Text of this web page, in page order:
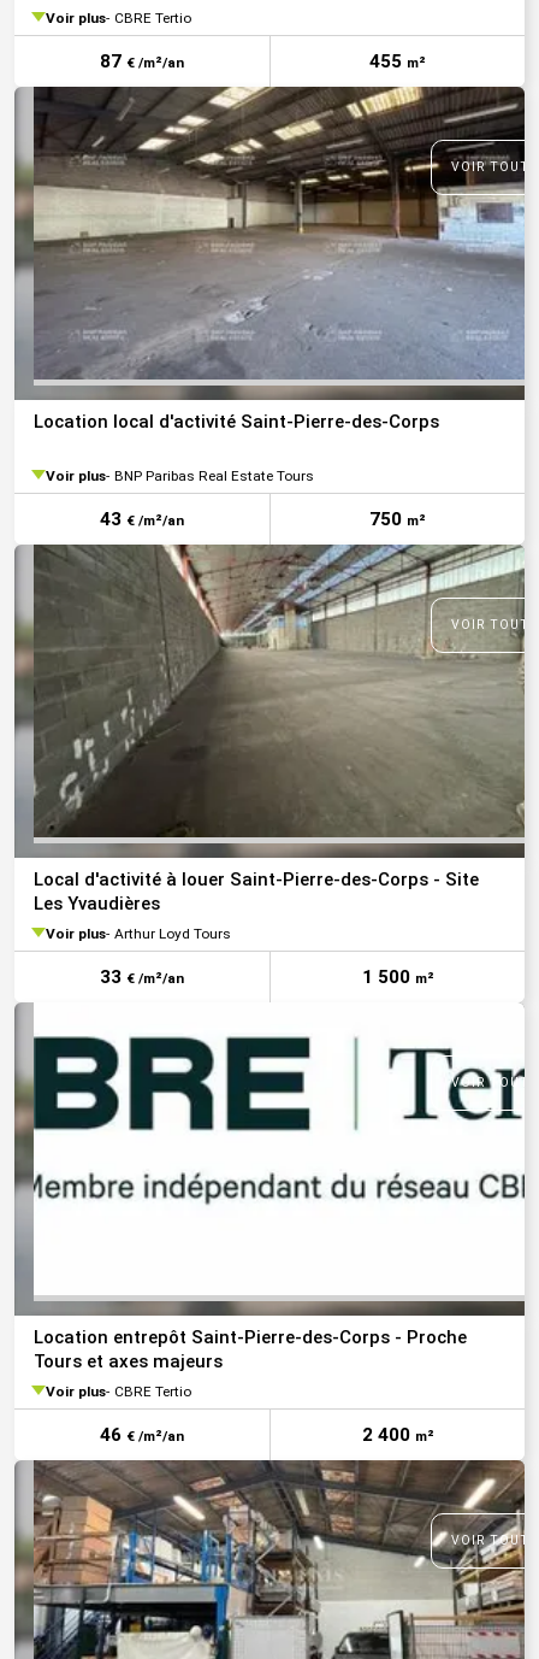
Voir plus CBRE Tertio
87 € /m²/an 455 m²
VOIR
Location local d'activité Saint-Pierre-des-Corps
Voir plus BNP Paribas Real Estate Tours
43 € /m²/an 750 m²
VOIR
Local d'activité à louer Saint-Pierre-des-Corps - Site
Les Yvaudières
Voir plus Arthur Loyd Tours
33 € /m²/an 1 500 m²
VOIR
Location entrepôt Saint-Pierre-des-Corps - Proche
Tours et axes majeurs
Voir plus CBRE Tertio
46 € /m²/an 2 400 m²
VOIR